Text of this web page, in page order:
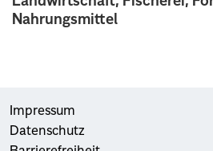
Nahrungsmittel
Impressum
Datenschutz